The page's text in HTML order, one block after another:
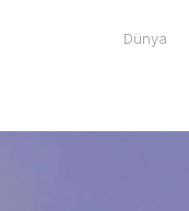
Dünya